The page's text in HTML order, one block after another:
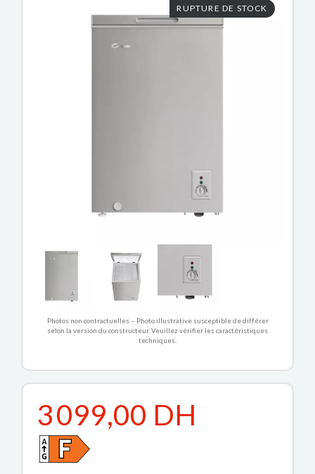
RUPTURE DE STOCK
Photos non contractuelles – Photo illustrative susceptible de différer
selon la version du constructeur. Veuillez vérifier les caractéristiques
techniques.
3 099,00 DH